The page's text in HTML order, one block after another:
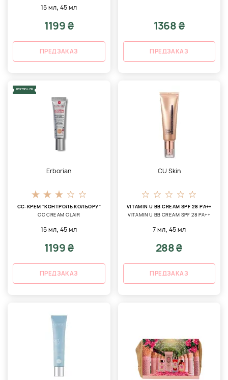
15 мл,45 мл
1199 ₴
ПРЕДЗАКАЗ
1368 ₴
ПРЕДЗАКАЗ
BESTSELLER
Erborian
CC-КРЕМ "КОНТРОЛЬ КОЛЬОРУ"
CC CREAM CLAIR
15 мл,45 мл
1199 ₴
ПРЕДЗАКАЗ
CU Skin
VITAMIN U BB CREAM SPF 28 PA++
VITAMIN U BB CREAM SPF 28 PA++
7 мл, 45 мл
288 ₴
ПРЕДЗАКАЗ